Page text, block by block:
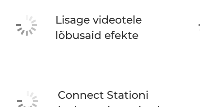
Lisage videotele
lõbusaid efekte
Connect Stationi